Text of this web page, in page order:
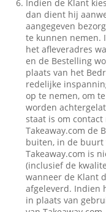
Indien de Klant
dan dient hij
aangegeven
te kunnen nemen.
het afleveradres
en de Bestelling
plaats van het
redelijke
op te nemen, om
worden
staat is om
Takeaway.com de
buiten, in de buurt
Takeaway.com is
(inclusief de
wanneer de Klant
afgeleverd. Indien
in plaats van